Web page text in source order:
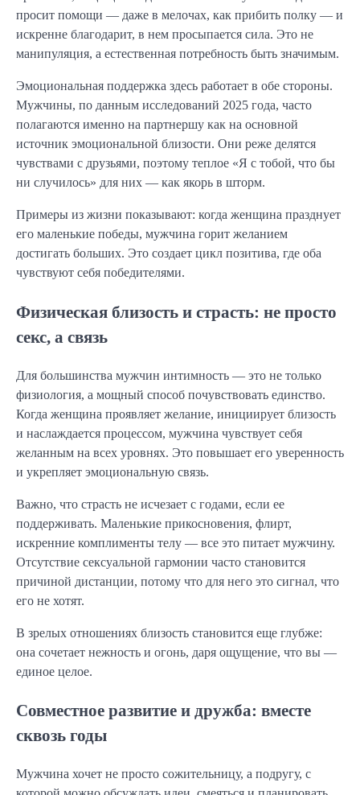
просит помощи — даже в мелочах, как прибить полку — и
искренне благодарит, в нем просыпается сила. Это не
манипуляция, а естественная потребность быть значимым.
Эмоциональная поддержка здесь работает в обе стороны.
Мужчины, по данным исследований 2025 года, часто
полагаются именно на партнершу как на основной
источник эмоциональной близости. Они реже делятся
чувствами с друзьями, поэтому теплое «Я с тобой, что бы
ни случилось» для них — как якорь в шторм.
Примеры из жизни показывают: когда женщина празднует
его маленькие победы, мужчина горит желанием
достигать больших. Это создает цикл позитива, где оба
чувствуют себя победителями.
Физическая близость и страсть: не просто
секс, а связь
Для большинства мужчин интимность — это не только
физиология, а мощный способ почувствовать единство.
Когда женщина проявляет желание, инициирует близость
и наслаждается процессом, мужчина чувствует себя
желанным на всех уровнях. Это повышает его уверенность
и укрепляет эмоциональную связь.
Важно, что страсть не исчезает с годами, если ее
поддерживать. Маленькие прикосновения, флирт,
искренние комплименты телу — все это питает мужчину.
Отсутствие сексуальной гармонии часто становится
причиной дистанции, потому что для него это сигнал, что
его не хотят.
В зрелых отношениях близость становится еще глубже:
она сочетает нежность и огонь, даря ощущение, что вы —
единое целое.
Совместное развитие и дружба: вместе
сквозь годы
Мужчина хочет не просто сожительницу, а подругу, с